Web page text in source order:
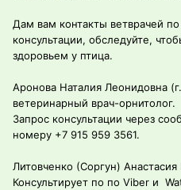
Дам вам контакты ветврачей
консультации, обследуйте,
здоровьем у птица.
Аронова Наталия Леонидовна
ветеринарный врач-орнитолог.
Запрос консультации через
номеру +7 915 959 3561.
Литовченко (Соргун)
Консультирует по по Viber и